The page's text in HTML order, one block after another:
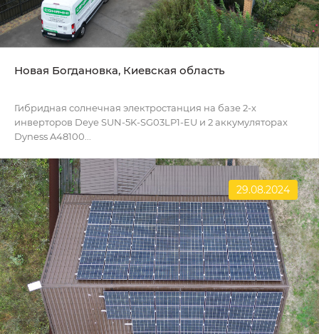
Новая Богдановка, Киевская область
Гибридная солнечная электростанция на базе 2-х
инверторов Deye SUN-5K-SG03LP1-EU и 2 аккумуляторах
Dyness A48100...
29.08.2024